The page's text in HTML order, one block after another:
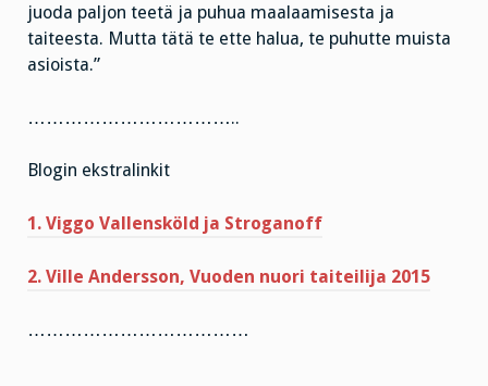
juoda paljon teetä ja puhua maalaamisesta ja
taiteesta. Mutta tätä te ette halua, te puhutte muista
asioista.”
……………………………..
Blogin ekstralinkit
1. Viggo Vallensköld ja Stroganoff
2. Ville Andersson, Vuoden nuori taiteilija 2015
………………………………